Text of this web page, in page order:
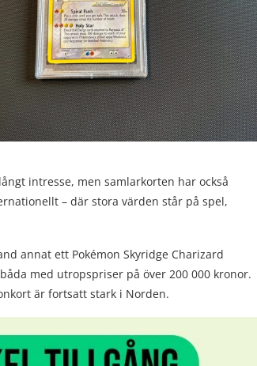
intresse, men samlarkorten har också
– där stora värden står på spel,
annat ett Pokémon Skyridge Charizard
med utropspriser på över 200 000 kronor.
är fortsatt stark i Norden.